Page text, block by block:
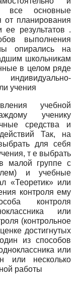
все основные
от планирования
результатов .
выполнения
опирались на
школьникам
в целом ряде
учения
учебной
ученику
средства и
Так, на
для себя
т е выбрать
малой группе с
и учебные
«Теоретик» или
контроля ему
контроля
или
(контрольное
достигнутых
из способов
или
или несколько
работы